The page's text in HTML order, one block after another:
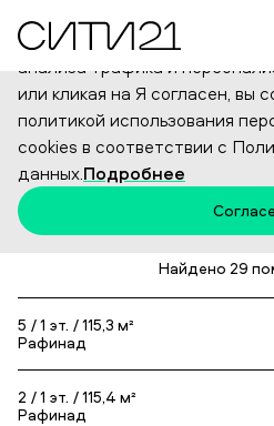
Коммерческая
Найдено 29
5
Рафинад
1 115,3 м²
2
Рафинад
1 115,4 м²
Мы используем cookies для
анализа трафика и
или кликая на Я согласен, вы
политикой использования
cookies в соответствии с
данных.Подробнее